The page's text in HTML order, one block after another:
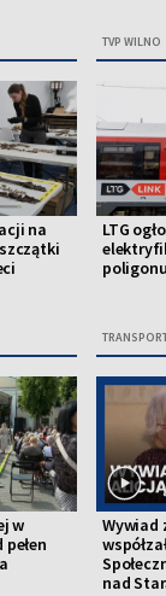
TVP WILNO
na
LTG
w
Wywiad
nad